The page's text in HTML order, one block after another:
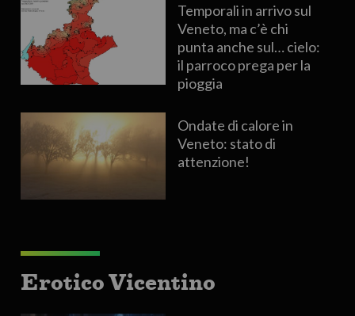
Temporali in arrivo sul
Veneto, ma c’è chi
punta anche sul… cielo:
il parroco prega per la
pioggia
Ondate di calore in
Veneto: stato di
attenzione!
Erotico Vicentino